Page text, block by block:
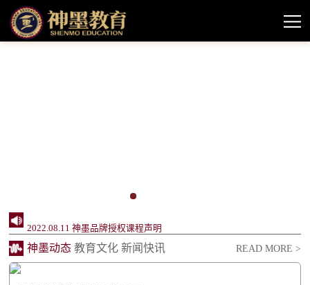
2022.06.20 创办24周年，神墨企业社会责任报... READ MORE >
神墨动态 教育文化 新闻快讯